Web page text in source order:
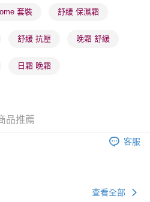
或以上免運費
認發貨後2-5個工作天到店，3天內
或以上免運費
或以上免運費
運費表
套裝 舒緩 保濕霜
舒緩 抗壓 晚霜 舒緩
日霜 晚霜
品推薦
客服
查看全部